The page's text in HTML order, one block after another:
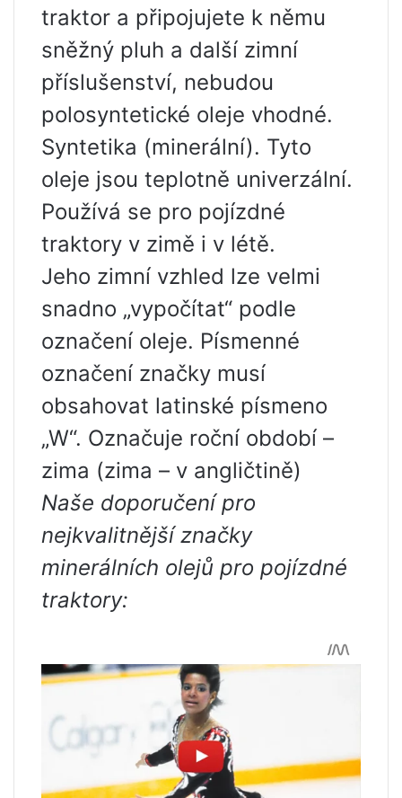
traktor a připojujete k němu
sněžný pluh a další zimní
příslušenství, nebudou
polosyntetické oleje vhodné.
Syntetika (minerální). Tyto
oleje jsou teplotně univerzální.
Používá se pro pojízdné
traktory v zimě i v létě.
Jeho zimní vzhled lze velmi
snadno „vypočítat“ podle
označení oleje. Písmenné
označení značky musí
obsahovat latinské písmeno
„W“. Označuje roční období –
zima (zima – v angličtině)
Naše doporučení pro
nejkvalitnější značky
minerálních olejů pro pojízdné
traktory: